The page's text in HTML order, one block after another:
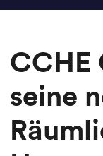
CCHE
seine